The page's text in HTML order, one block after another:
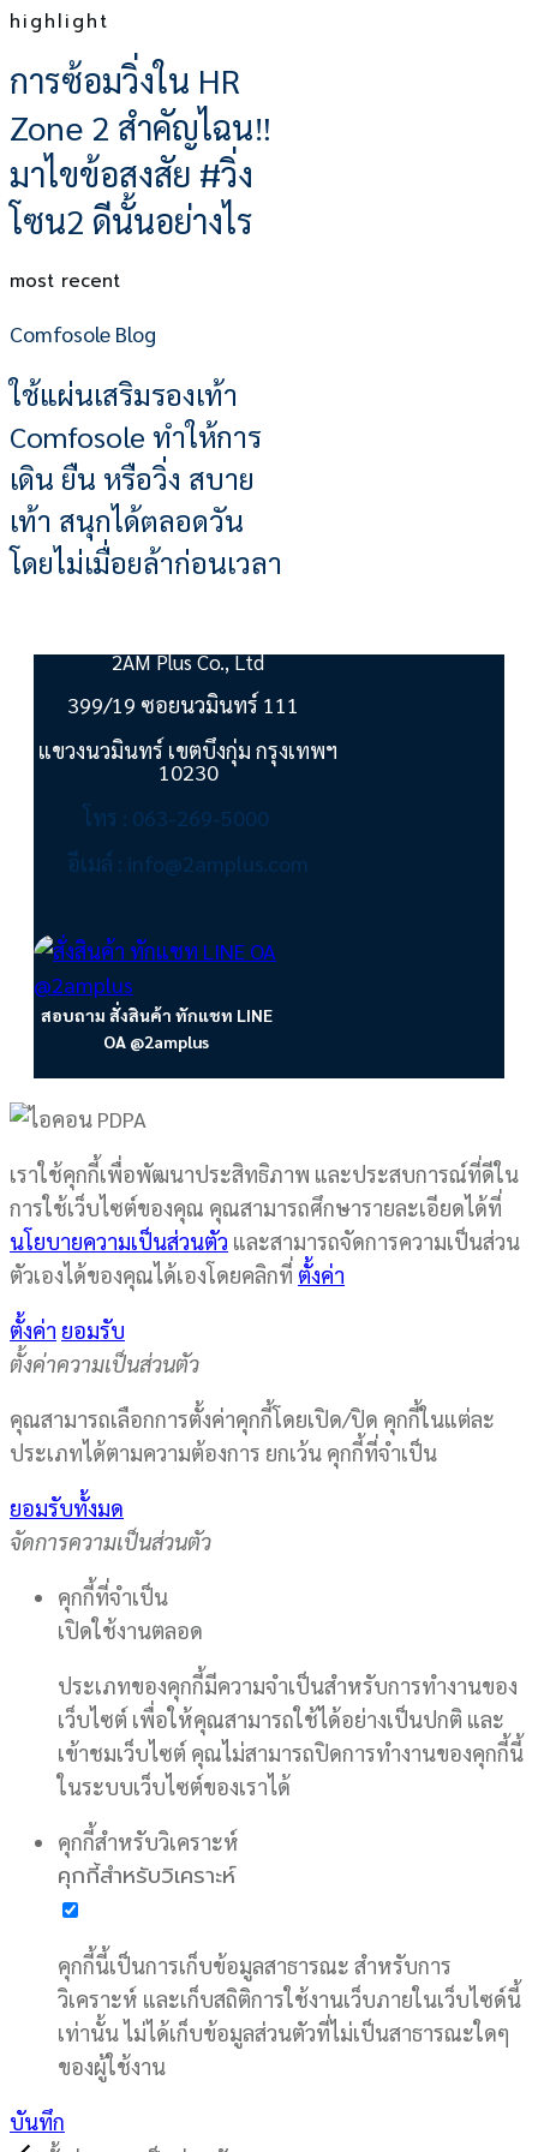
highlight
การซ้อมวิ่งใน HR
Zone 2 สำคัญไฉน‼
มาไขข้อสงสัย #วิ่ง
โซน2 ดีนั้นอย่างไร
most recent
Comfosole Blog
ใช้แผ่นเสริมรองเท้า
Comfosole ทำให้การ
เดิน ยืน หรือวิ่ง สบาย
เท้า สนุกได้ตลอดวัน
โดยไม่เมื่อยล้าก่อนเวลา
2AM Plus Co., Ltd
399/19 ซอยนวมินทร์ 111
แขวงนวมินทร์ เขตบึงกุ่ม กรุงเทพฯ
10230
โทร : 063-269-5000
อีเมล์ : info@2amplus.com
สอบถาม สั่งสินค้า ทักแชท LINE
OA @2amplus
เราใช้คุกกี้เพื่อพัฒนาประสิทธิภาพ และประสบการณ์ที่ดีใน
การใช้เว็บไซต์ของคุณ คุณสามารถศึกษารายละเอียดได้ที่
นโยบายความเป็นส่วนตัว และสามารถจัดการความเป็นส่วน
ตัวเองได้ของคุณได้เองโดยคลิกที่ ตั้งค่า
ตั้งค่า ยอมรับ
ตั้งค่าความเป็นส่วนตัว
คุณสามารถเลือกการตั้งค่าคุกกี้โดยเปิด/ปิด คุกกี้ในแต่ละ
ประเภทได้ตามความต้องการ ยกเว้น คุกกี้ที่จำเป็น
ยอมรับทั้งมด
จัดการความเป็นส่วนตัว
คุกกี้ที่จำเป็น
เปิดใช้งานตลอด
ประเภทของคุกกี้มีความจำเป็นสำหรับการทำงานของ
เว็บไซต์ เพื่อให้คุณสามารถใช้ได้อย่างเป็นปกติ และ
เข้าชมเว็บไซต์ คุณไม่สามารถปิดการทำงานของคุกกี้นี้
ในระบบเว็บไซต์ของเราได้
คุกกี้สำหรับวิเคราะห์
คุกกี้สำหรับวิเคราะห์
คุกกี้นี้เป็นการเก็บข้อมูลสาธารณะ สำหรับการ
วิเคราะห์ และเก็บสถิติการใช้งานเว็บภายในเว็บไซด์นี้
เท่านั้น ไม่ได้เก็บข้อมูลส่วนตัวที่ไม่เป็นสาธารณะใดๆ
ของผู้ใช้งาน
บันทึก